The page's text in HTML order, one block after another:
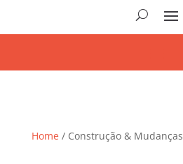
Home / Construção & Mudanças